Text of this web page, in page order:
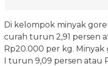
Di kelompok minyak
curah turun 2,91 persen
Rp20.000 per kg.
I turun 9,09 persen atau